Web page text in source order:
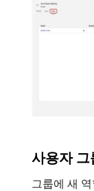
사용자
그룹에 새